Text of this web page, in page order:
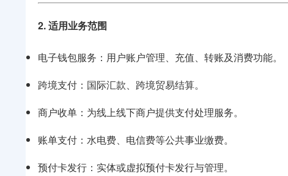
2. 适用业务范围
电子钱包服务：用户账户管理、充值、转账及消费功能。
跨境支付：国际汇款、跨境贸易结算。
商户收单：为线上线下商户提供支付处理服务。
账单支付：水电费、电信费等公共事业缴费。
预付卡发行：实体或虚拟预付卡发行与管理。